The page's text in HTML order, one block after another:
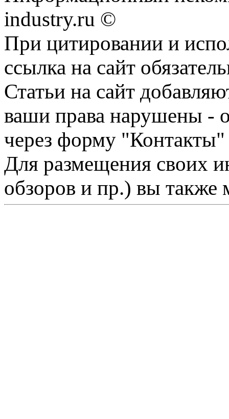
industry.ru ©
При цитировании и
ссылка на сайт
Статьи на сайт
ваши права нарушены -
через форму "Контакты"
Для размещения своих
обзоров и пр.) вы также